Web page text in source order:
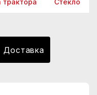
трактора Стекло
Доставка